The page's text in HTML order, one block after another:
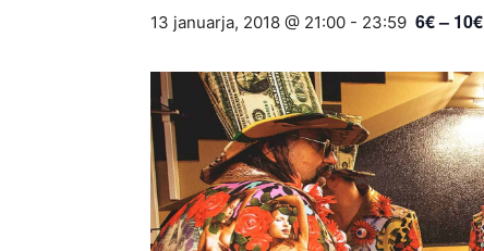
13 januarja, 2018 @ 21:00 - 23:59 6€ – 10€